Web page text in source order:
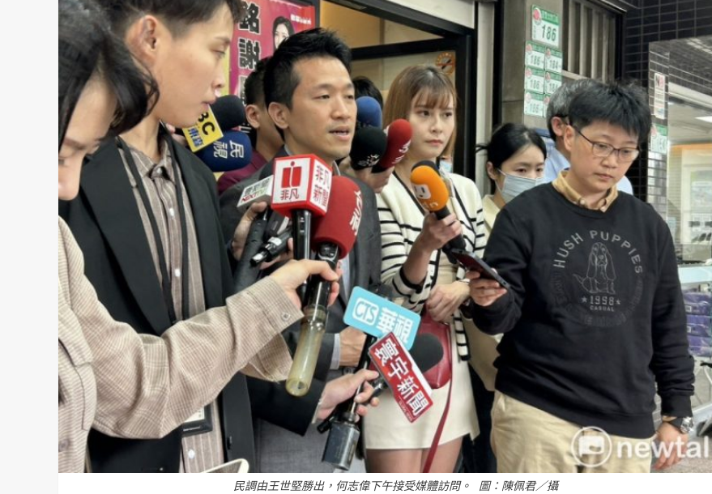
民調由王世堅勝出，何志偉下午接受媒體訪問。 圖：陳佩君／攝